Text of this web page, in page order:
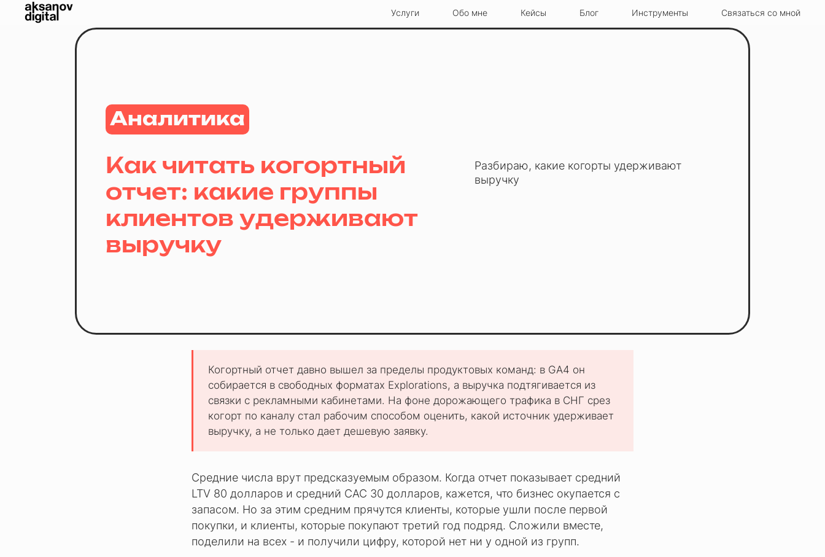
Услуги Обо мне Кейсы Блог Инструменты Связаться со мной
Как читать когортный
отчет: какие группы
клиентов удерживают
выручку
Разбираю, какие когорты удерживают
выручку
Аналитика
Когортный отчет давно вышел за пределы продуктовых команд: в GA4 он
собирается в свободных форматах Explorations, а выручка подтягивается из
связки с рекламными кабинетами. На фоне дорожающего трафика в СНГ срез
когорт по каналу стал рабочим способом оценить, какой источник удерживает
выручку, а не только дает дешевую заявку.
Средние числа врут предсказуемым образом. Когда отчет показывает средний
LTV 80 долларов и средний CAC 30 долларов, кажется, что бизнес окупается с
запасом. Но за этим средним прячутся клиенты, которые ушли после первой
покупки, и клиенты, которые покупают третий год подряд. Сложили вместе,
поделили на всех - и получили цифру, которой нет ни у одной из групп.